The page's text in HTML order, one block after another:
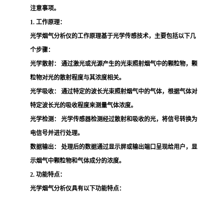
注意事项。
1. 工作原理：
光学烟气分析仪的工作原理基于光学传感技术，主要包括以下几
个步骤：
光学散射：
通过激光或光源产生的光束照射烟气中的颗粒物，颗
粒物对光的散射程度与其浓度相关。
光学吸收：
通过特定的波长光束照射烟气中的气体，根据气体对
特定波长光的吸收程度来测量气体浓度。
光学检测：
光学传感器检测经过散射和吸收的光，将信号转换为
电信号并进行处理。
数据输出：
处理后的数据通过显示屏或输出端口呈现给用户，显
示烟气中颗粒物和气体成分的浓度。
2. 功能特点：
光学烟气分析仪具有以下功能特点：